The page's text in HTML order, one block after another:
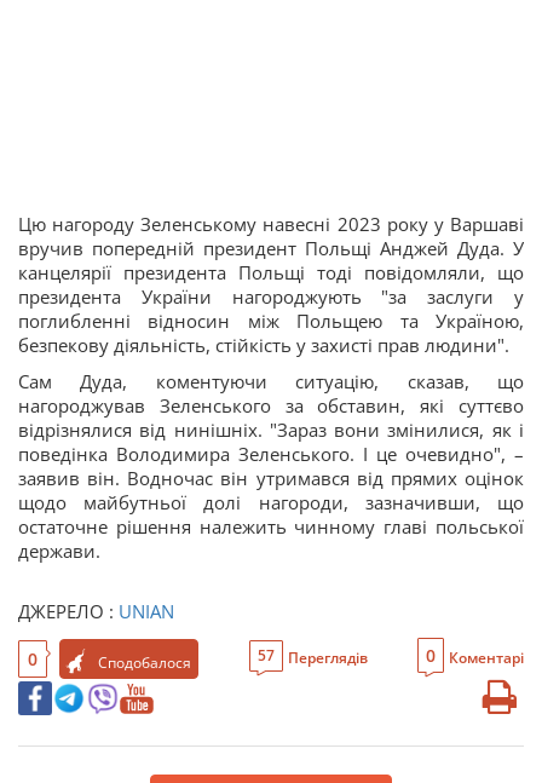
Цю нагороду Зеленському навесні 2023 року у Варшаві
вручив попередній президент Польщі Анджей Дуда. У
канцелярії президента Польщі тоді повідомляли, що
президента України нагороджують "за заслуги у
поглибленні відносин між Польщею та Україною,
безпекову діяльність, стійкість у захисті прав людини".
Сам Дуда, коментуючи ситуацію, сказав, що
нагороджував Зеленського за обставин, які суттєво
відрізнялися від нинішніх. "Зараз вони змінилися, як і
поведінка Володимира Зеленського. І це очевидно", –
заявив він. Водночас він утримався від прямих оцінок
щодо майбутньої долі нагороди, зазначивши, що
остаточне рішення належить чинному главі польської
держави.
ДЖЕРЕЛО : UNIAN
0 Сподобалося 57 Переглядів 0 Коментарі